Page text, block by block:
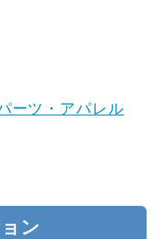
ーツ・アパレル
ン